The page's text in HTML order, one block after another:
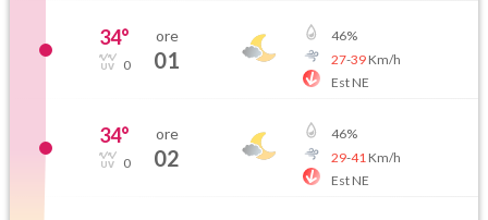
34°
0
ore
01
46%
27-39Km/h
Est NE
34°
0
ore
02
46%
29-41 Km/h
Est NE